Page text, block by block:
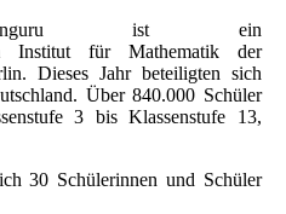
ist ein
Institut für Mathematik der
Dieses Jahr beteiligten sich
Über 840.000 Schüler
3 bis Klassenstufe 13,
30 Schülerinnen und Schüler